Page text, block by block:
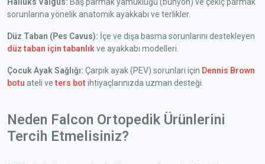
sorunlarına yönelik anatomik ayakkabı ve terlikler.
Düz Taban (Pes Cavus): İçe ve dışa basma sorunlarını destekleyen
düz taban için tabanlık ve ayakkabı modelleri.
Çocuk Ayak Sağlığı: Çarpık ayak (PEV) sorunları için Dennis Brown
botu ateli veters bot ihtiyaçlarınızda uzman desteği.
Neden Falcon Ortopedik Ürünlerini
Tercih Etmelisiniz?